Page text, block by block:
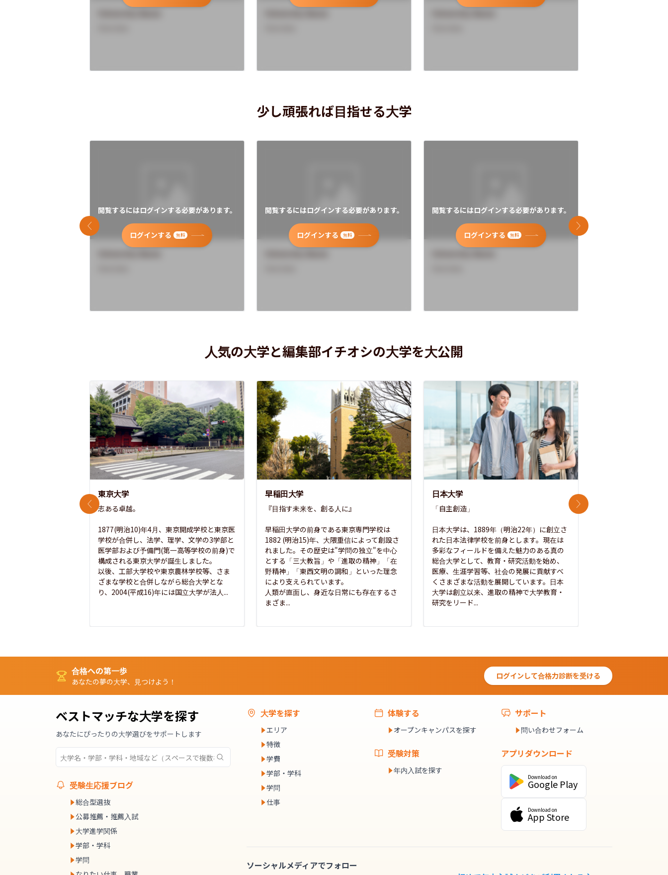
少し頑張れば目指せる大学
閲覧するにはログインする必要があります。
ログインする 無料
閲覧するにはログインする必要があります。
ログインする 無料
閲覧するにはログインする必要があります。
ログインする 無料
前のスライド 次のスライド
人気の大学と編集部イチオシの大学を大公開
東京大学
志ある卓越。
1877(明治10)年4月、東京開成学校と東京医
学校が合併し、法学、理学、文学の3学部と
医学部および予備門(第一高等学校の前身)で
構成される東京大学が誕生しました。
以後、工部大学校や東京農林学校等、さま
ざまな学校と合併しながら総合大学とな
り、2004(平成16)年には国立大学が法人...
早稲田大学
『目指す未来を、創る人に』
早稲田大学の前身である東京専門学校は
1882 (明治15)年、大隈重信によって創設さ
れました。その歴史は"学問の独立"を中心
とする「三大教旨」や「進取の精神」「在
野精神」「東西文明の調和」といった理念
により支えられています。
人類が直面し、身近な日常にも存在するさ
まざま...
日本大学
「自主創造」
日本大学は、1889年（明治22年）に創立さ
れた日本法律学校を前身とします。現在は
多彩なフィールドを備えた魅力のある真の
総合大学として、教育・研究活動を始め、
医療、生涯学習等、社会の発展に貢献すべ
くさまざまな活動を展開しています。日本
大学は創立以来、進取の精神で大学教育・
研究をリード...
前のスライド 次のスライド
合格への第一歩
あなたの夢の大学、見つけよう！
ログインして合格力診断を受ける
ベストマッチな大学を探す
あなたにぴったりの大学選びをサポートします
受験生応援ブログ
総合型選抜
公募推薦・推薦入試
大学進学関係
学部・学科
学問
大学を探す
エリア
特徴
学費
学部・学科
学問
仕事
体験する
オープンキャンパスを探す
受験対策
年内入試を探す
サポート
問い合わせフォーム
アプリダウンロード
Download on
Google Play
Download on
App Store
ソーシャルメディアでフォロー